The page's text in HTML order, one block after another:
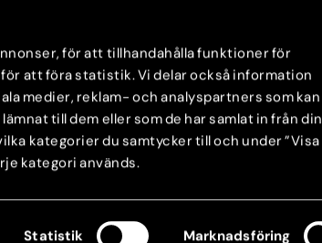
för att tillhandahålla funktioner för
att föra statistik. Vi delar också information
medier, reklam- och analyspartners som kan
till dem eller som de har samlat in från din
kategorier du samtycker till och under ”Visa
kategori används.
Statistik Marknadsföring